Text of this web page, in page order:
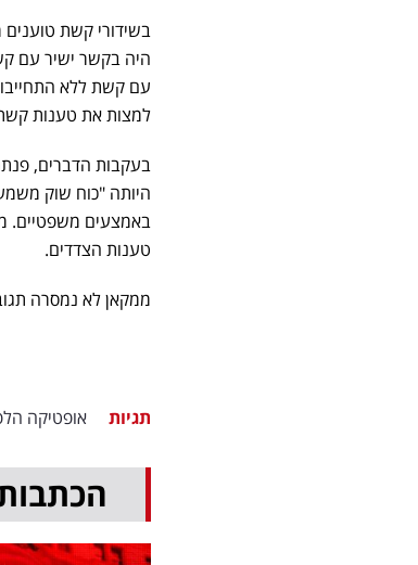
בשידורי קשת טוענים
היה בקשר ישיר עם
עם קשת ללא
למצות את טענות
בעקבות הדברים,
היותה "כוח שוק
באמצעים משפטיים.
טענות הצדדים.
ממקאן לא נמסרה
תגיות אופטיקה